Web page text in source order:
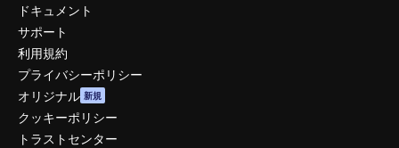
ドキュメント
サポート
利用規約
プライバシーポリシー
オリジナル 新規
クッキーポリシー
トラストセンター